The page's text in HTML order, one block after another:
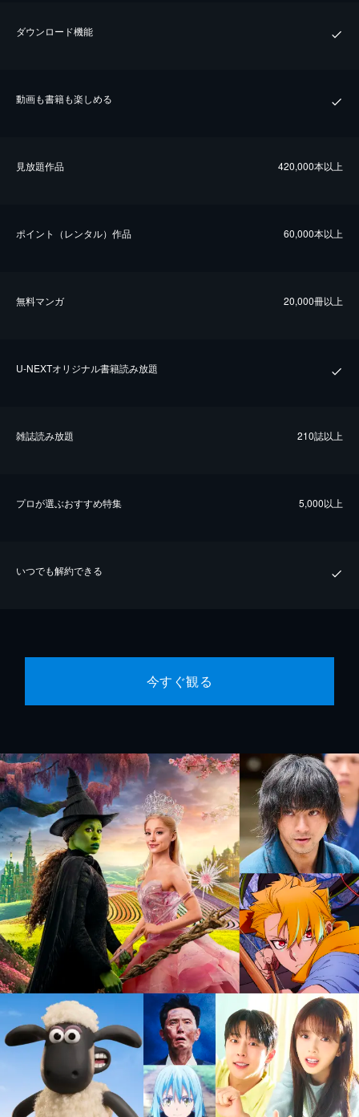
ダウンロード機能
動画も書籍も楽しめる
⾒放題作品 420,000本以上
ポイント（レンタル）作品 60,000本以上
無料マンガ 20,000冊以上
U-NEXTオリジナル書籍読み放題
雑誌読み放題 210誌以上
プロが選ぶおすすめ特集 5,000以上
いつでも解約できる
今すぐ観る